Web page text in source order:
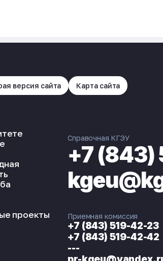
версия сайта Карта сайта
проекты
Справочная КГЭУ
+7
Приемная комиссия
+7 (843) 519-42-23
+7 (843) 519-42-42
---